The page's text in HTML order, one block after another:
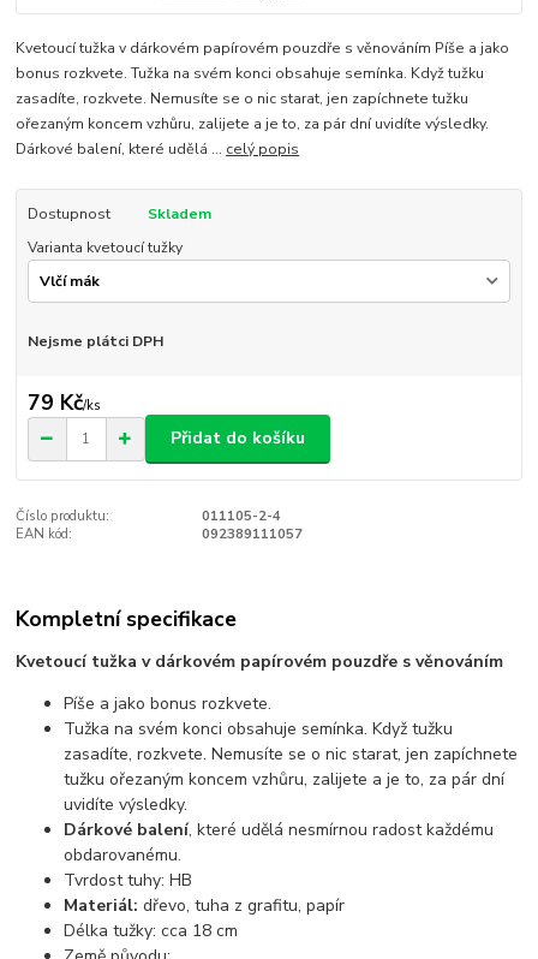
Kvetoucí tužka v dárkovém papírovém pouzdře s věnováním Píše a jako
bonus rozkvete. Tužka na svém konci obsahuje semínka. Když tužku
zasadíte, rozkvete. Nemusíte se o nic starat, jen zapíchnete tužku
ořezaným koncem vzhůru, zalijete a je to, za pár dní uvidíte výsledky.
Dárkové balení, které udělá ... celý popis
Dostupnost
Skladem
Varianta kvetoucí tužky
Nejsme plátci DPH
79 Kč/ks
Přidat do košíku
Číslo produktu:
011105-2-4
EAN kód:
092389111057
Kompletní specifikace
Kvetoucí tužka v dárkovém papírovém pouzdře s věnováním
Píše a jako bonus rozkvete.
Tužka na svém konci obsahuje semínka. Když tužku
zasadíte, rozkvete. Nemusíte se o nic starat, jen zapíchnete
tužku ořezaným koncem vzhůru, zalijete a je to, za pár dní
uvidíte výsledky.
Dárkové balení, které udělá nesmírnou radost každému
obdarovanému.
Tvrdost tuhy: HB
Materiál: dřevo, tuha z grafitu, papír
Délka tužky: cca 18 cm